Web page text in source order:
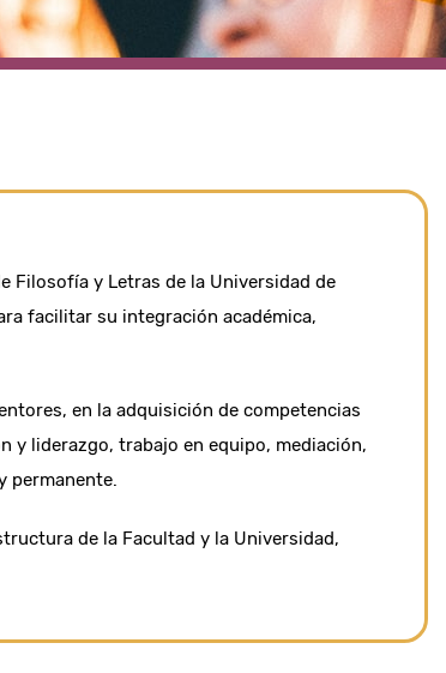
Filosofía y Letras de la Universidad de
facilitar su integración académica,
en la adquisición de competencias
y liderazgo, trabajo en equipo, mediación,
permanente.
de la Facultad y la Universidad,